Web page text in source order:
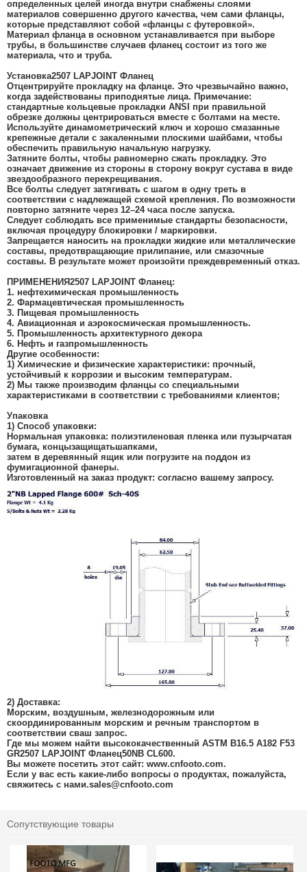
определенных целей иногда внутри снабжены слоями
материалов совершенно другого качества, чем сами фланцы,
которые представляют собой «фланцы с футеровкой».
Материал фланца в основном устанавливается при выборе
трубы, в большинстве случаев фланец состоит из того же
материала, что и труба.
Установка2507 LAPJOINT Фланец
Отцентрируйте прокладку на фланце. Это чрезвычайно важно,
когда задействованы приподнятые лица. Примечание:
стандартные кольцевые прокладки ANSI при правильной
обрезке должны центрироваться вместе с болтами на месте.
Используйте динамометрический ключ и хорошо смазанные
крепежные детали с закаленными плоскими шайбами, чтобы
обеспечить правильную начальную нагрузку.
Затяните болты, чтобы равномерно сжать прокладку. Это
означает движение из стороны в сторону вокруг сустава в виде
звездообразного перекрещивания.
Все болты следует затягивать с шагом в одну треть в
соответствии с надлежащей схемой крепления. По возможности
повторно затяните через 12–24 часа после запуска.
Следует соблюдать все применимые стандарты безопасности,
включая процедуру блокировки / маркировки.
Запрещается наносить на прокладки жидкие или металлические
составы, предотвращающие прилипание, или смазочные
составы. В результате может произойти преждевременный отказ.
ПРИМЕНЕНИЯ2507 LAPJOINT Фланец:
1. нефтехимическая промышленность
2. Фармацевтическая промышленность
3. Пищевая промышленность
4. Авиационная и аэрокосмическая промышленность.
5. Промышленность архитектурного декора
6. Нефть и газпромышленность
Другие особенности:
1) Химические и физические характеристики: прочный,
устойчивый к коррозии и высоким температурам.
2) Мы также производим фланцы со специальными
характеристиками в соответствии с требованиями клиентов;
Упаковка
1) Способ упаковки:
Нормальная упаковка: полиэтиленовая пленка или пузырчатая
бумага, концызащищатьшапками,
затем в деревянный ящик или погрузите на поддон из
фумигационной фанеры.
Изготовленный на заказ продукт: согласно вашему запросу.
2) Доставка:
Морским, воздушным, железнодорожным или
скоординированным морским и речным транспортом в
соответствии сваш запрос.
Где мы можем найти высококачественный ASTM B16.5 A182 F53
GR2507 LAPJOINT Фланец50NB CL600.
Вы можете посетить этот сайт: www.cnfooto.com.
Если у вас есть какие-либо вопросы о продуктах, пожалуйста,
свяжитесь с нами.sales@cnfooto.com
Сопутствующие товары